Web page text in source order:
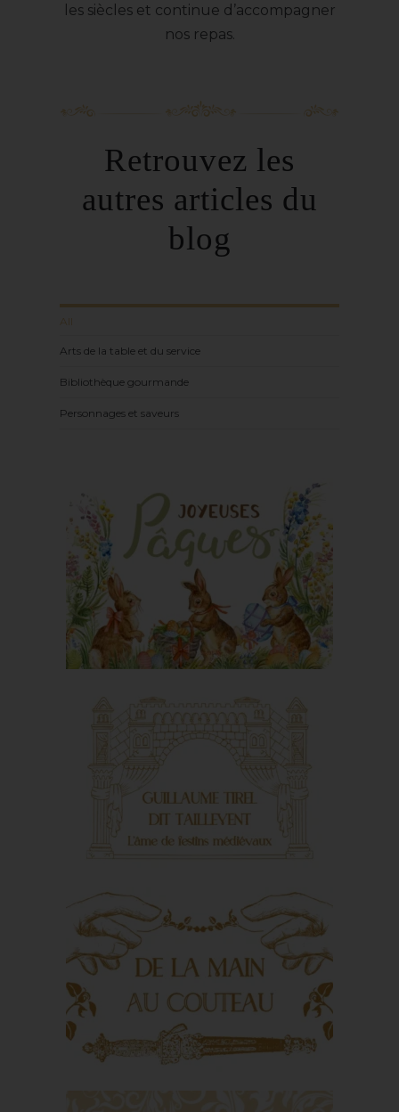
les siècles et continue d’accompagner
nos repas.
Retrouvez les
autres articles du
blog
All
Arts de la table et du service
Bibliothèque gourmande
Personnages et saveurs
Guillaume Tirel, dit
Taillevent